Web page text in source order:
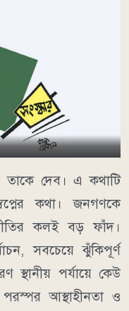
দেব। এ কথাটি
কথা। জনগণকে
কলই বড় ফাঁদ।
সবচেয়ে ঝুঁকিপূর্ণ
স্থানীয় পর্যায়ে কেউ
আস্থাহীনতা ও